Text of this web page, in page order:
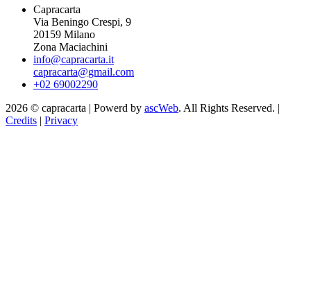
Capracarta
Via Beningo Crespi, 9
20159 Milano
Zona Maciachini
info@capracarta.it
capracarta@gmail.com
+02 69002290
2026 © capracarta | Powerd by ascWeb. All Rights Reserved. |
Credits | Privacy